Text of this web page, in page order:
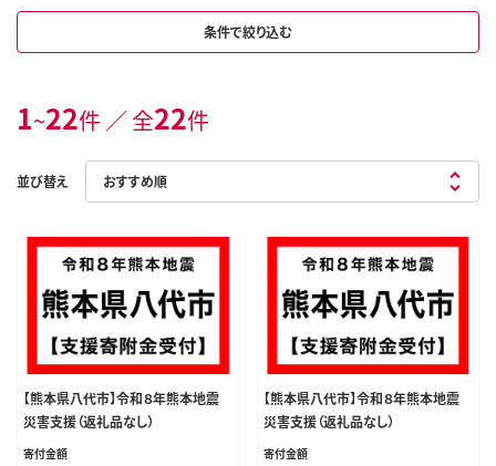
条件で絞り込む
1~22件 ／ 全22件
並び替え
【熊本県八代市】令和８年熊本地震
災害支援（返礼品なし）
寄付金額
【熊本県八代市】令和８年熊本地震
災害支援（返礼品なし）
寄付金額